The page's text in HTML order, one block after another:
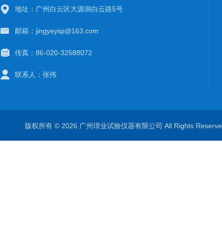
地址：广州白云区大源洞白云路5号
邮箱：jingyeyiqi@163.com
传真：86-020-32588072
联系人：张伟
版权所有 © 2026 广州璟业试验仪器有限公司 All Rights